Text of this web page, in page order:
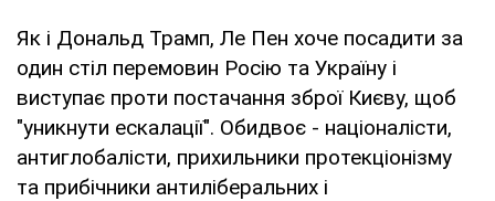
Як і Дональд Трамп, Ле Пен хоче посадити за
один стіл перемовин Росію та Україну і
виступає проти постачання зброї Києву, щоб
"уникнути ескалації". Обидвоє - націоналісти,
антиглобалісти, прихильники протекціонізму
та прибічники антиліберальних і